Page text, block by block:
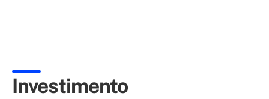
Investimento